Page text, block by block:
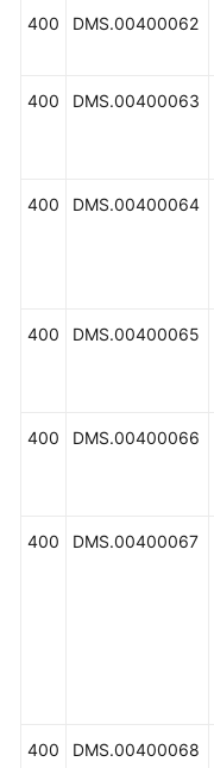
400 DMS.00400062
400 DMS.00400063
400 DMS.00400064
400 DMS.00400065
400 DMS.00400066
400 DMS.00400067
400 DMS.00400068